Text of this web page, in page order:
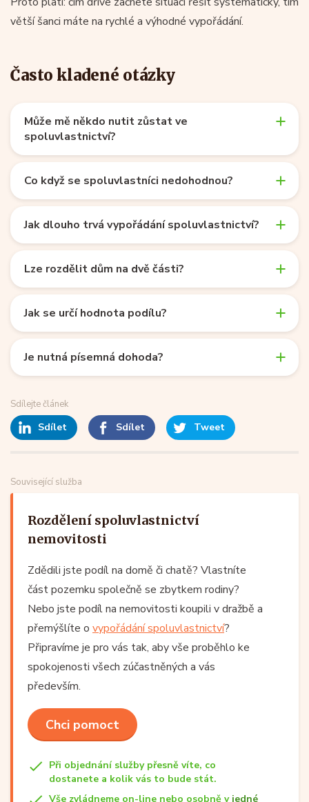
větší šanci máte na rychlé a výhodné vypořádání.
Často kladené otázky
Může mě někdo nutit zůstat ve
spoluvlastnictví?
Co když se spoluvlastníci nedohodnou?
Jak dlouho trvá vypořádání spoluvlastnictví?
Lze rozdělit dům na dvě části?
Jak se určí hodnota podílu?
Je nutná písemná dohoda?
Sdílejte článek
Sdílet Sdílet Tweet
Související služba
Rozdělení spoluvlastnictví
nemovitosti
Zdědili jste podíl na domě či chatě? Vlastníte
část pozemku společně se zbytkem rodiny?
Nebo jste podíl na nemovitosti koupili v dražbě a
přemýšlíte o vypořádání spoluvlastnictví?
Připravíme je pro vás tak, aby vše proběhlo ke
spokojenosti všech zúčastněných a vás
především.
Chci pomoct
Při objednání služby přesně víte, co
dostanete a kolik vás to bude stát.
Vše zvládneme on-line nebo osobně v jedné